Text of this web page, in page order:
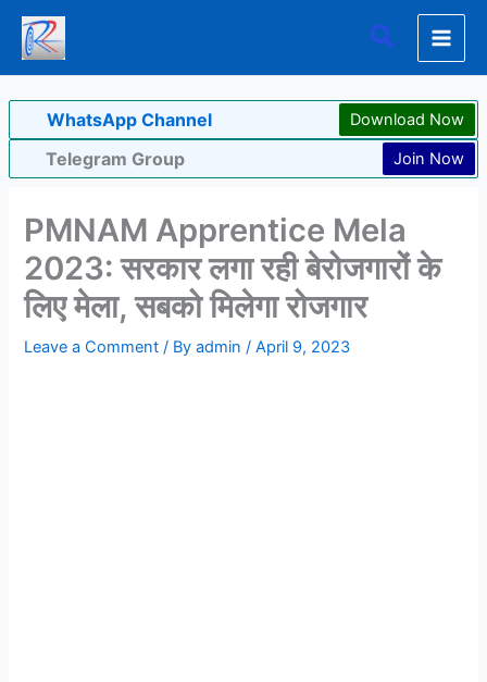
Skip
content
Search
WhatsApp Channel Download Now
Telegram Group Join Now
PMNAM Apprentice Mela
2023: सरकार लगा रही बेरोजगारों के
लिए मेला, सबको मिलेगा रोजगार
Leave a Comment / Byadmin/April 9, 2023